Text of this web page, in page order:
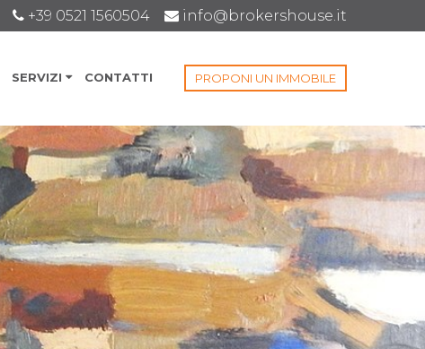
+39 0521 1560504 info@brokershouse.it
SERVIZI CONTATTI PROPONI UN IMMOBILE